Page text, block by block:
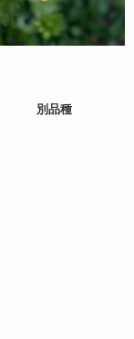
別品種